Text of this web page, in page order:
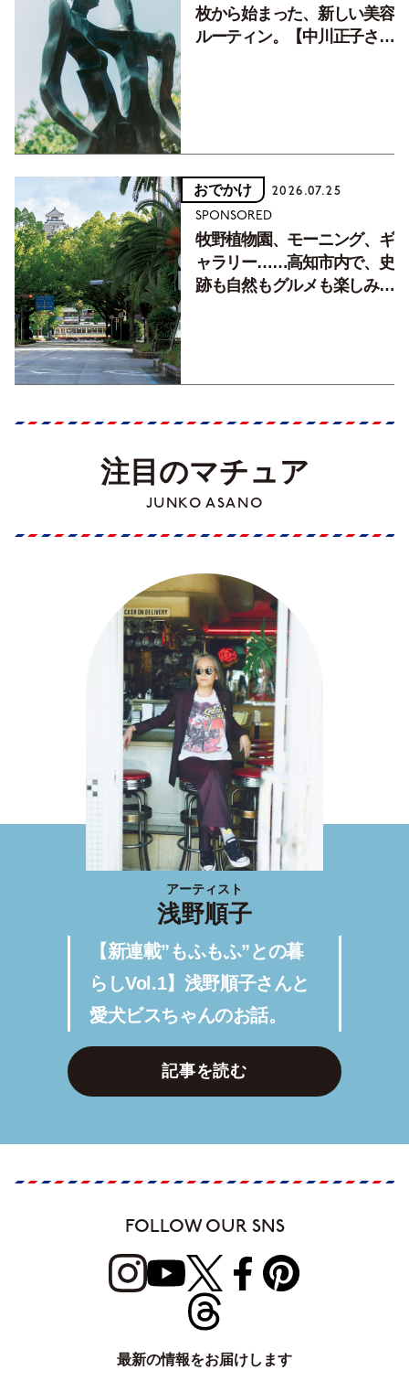
枚から始まった、新しい美容
ルーティン。【中川正子さん
おでかけ 2026.07.25
SPONSORED
牧野植物園、モーニング、ギ
ャラリー……高知市内で、史
跡も自然もグルメも楽しみ尽
注目のマチュア
JUNKO ASANO
アーティスト
浅野順子
【新連載”もふもふ”との暮
らしVol.1】浅野順子さんと
愛犬ビスちゃんのお話。
記事を読む
FOLLOW OUR SNS
最新の情報をお届けします